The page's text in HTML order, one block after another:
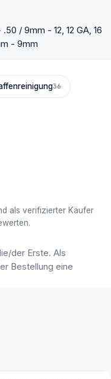
/ 9mm - 12, 12 GA, 16
- 9mm
36
als verifizierter Käufer
der Erste. Als
Bestellung eine